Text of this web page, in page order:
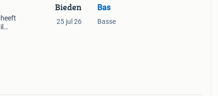
Bieden
25 jul 26
Bas
Basse